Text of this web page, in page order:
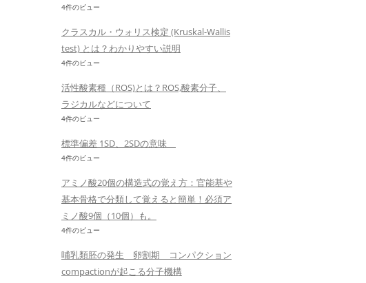
4件のビュー
クラスカル・ウォリス検定 (Kruskal-Wallis
test) とは？わかりやすい説明
4件のビュー
活性酸素種（ROS)とは？ROS,酸素分子、
ラジカルなどについて
4件のビュー
標準偏差 1SD、2SDの意味
4件のビュー
アミノ酸20個の構造式の覚え方：官能基や
基本骨格で分類して覚えると簡単！必須ア
ミノ酸9個（10個）も。
4件のビュー
哺乳類胚の発生 卵割期 コンパクション
compactionが起こる分子機構